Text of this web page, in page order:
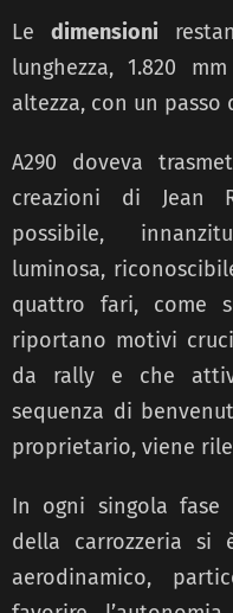
Le dimensioni
lunghezza, 1.820
altezza, con un passo
A290 doveva
creazioni di Jean
possibile,
luminosa,
quattro fari, come
riportano motivi
da rally e che
sequenza di
proprietario, viene
In ogni singola fase
della carrozzeria
aerodinamico,